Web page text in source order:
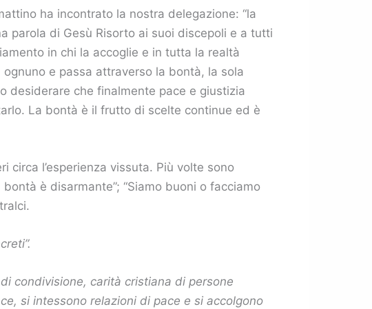
ha incontrato la nostra delegazione: “la
parola di Gesù Risorto ai suoi discepoli e a tutti
in chi la accoglie e in tutta la realtà
e passa attraverso la bontà, la sola
desiderare che finalmente pace e giustizia
La bontà è il frutto di scelte continue ed è
l’esperienza vissuta. Più volte sono
è disarmante”; “Siamo buoni o facciamo
condivisione, carità cristiana di persone
si intessono relazioni di pace e si accolgono